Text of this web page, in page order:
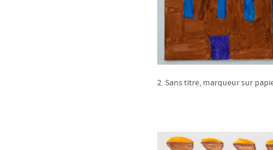
2. Sans titre, marqueur sur